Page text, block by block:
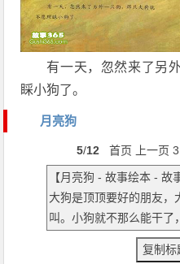
有一天，忽然来了另
睬小狗了。
月亮狗
5/12 首页 上一页 3